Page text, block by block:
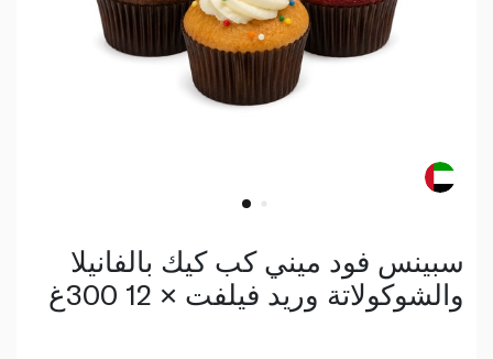
سبينس فود ميني كب كيك بالفانيلا
والشوكولاتة وريد فيلفت × 12 300غ